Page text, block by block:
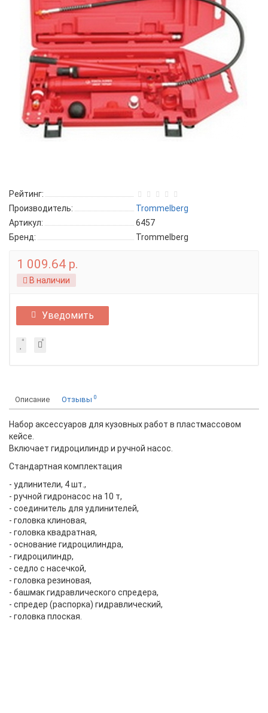
Рейтинг:
Производитель:
Trommelberg
Артикул:
6457
Бренд:
Trommelberg
1 009.64 р.
В наличии
Уведомить
Описание Отзывы 0
Набор аксессуаров для кузовных работ в пластмассовом
кейсе.
Включает гидроцилиндр и ручной насос.
Стандартная комплектация
- удлинители, 4 шт.,
- ручной гидронасос на 10 т,
- соединитель для удлинителей,
- головка клиновая,
- головка квадратная,
- основание гидроцилиндра,
- гидроцилиндр,
- седло с насечкой,
- головка резиновая,
- башмак гидравлического спредера,
- спредер (распорка) гидравлический,
- головка плоская.